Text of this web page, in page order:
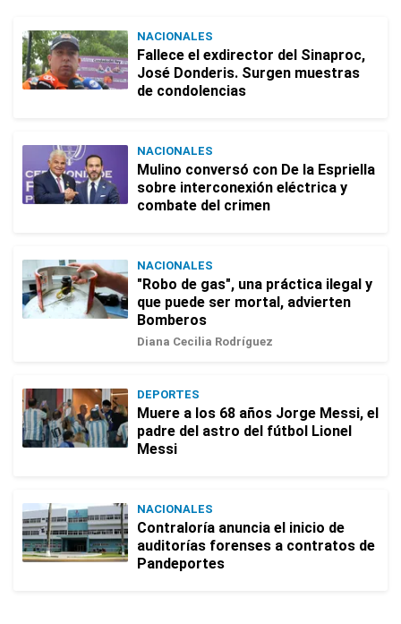
NACIONALES
Fallece el exdirector del Sinaproc,
José Donderis. Surgen muestras
de condolencias
NACIONALES
Mulino conversó con De la Espriella
sobre interconexión eléctrica y
combate del crimen
NACIONALES
"Robo de gas", una práctica ilegal y
que puede ser mortal, advierten
Bomberos
Diana Cecilia Rodríguez
DEPORTES
Muere a los 68 años Jorge Messi, el
padre del astro del fútbol Lionel
Messi
NACIONALES
Contraloría anuncia el inicio de
auditorías forenses a contratos de
Pandeportes